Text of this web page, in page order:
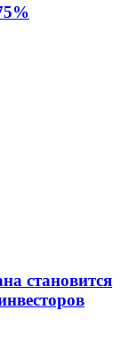
становится